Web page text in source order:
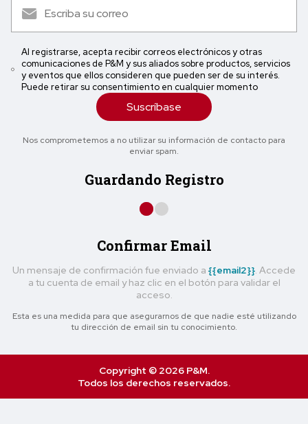
Al registrarse, acepta recibir correos electrónicos y otras
comunicaciones de P&M y sus aliados sobre productos, servicios
y eventos que ellos consideren que pueden ser de su interés.
Puede retirar su consentimiento en cualquier momento
Suscríbase
Nos comprometemos a no utilizar su información de contacto para
enviar spam.
Guardando Registro
Confirmar Email
Un mensaje de confirmación fue enviado a {{email2}}. Accede
a tu cuenta de email y haz clic en el botón para validar el
acceso.
Esta es una medida para que asegurarnos de que nadie esté utilizando
tu dirección de email sin tu conocimiento.
Copyright © 2026 P&M.
Todos los derechos reservados.